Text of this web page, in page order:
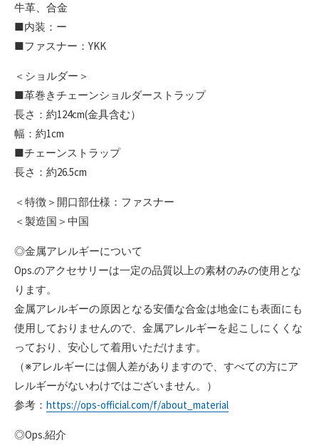
牛革、合金
■内装：ー
■ファスナー：YKK
＜ショルダー＞
■革巻きチェーンショルダーストラップ
長さ：約124cm(金具含む）
幅：約1cm
■チェーンストラップ
長さ：約26.5cm
＜特徴＞開口部仕様：ファスナー
＜製造国＞中国
◎金属アレルギーについて
Ops.のアクセサリーは一定の品質以上の素材のみの使用とな
ります。
金属アレルギーの原因となる安価な合金は地金にも表面にも
使用しておりませんので、金属アレルギーを起こしにくくな
っており、安心して着用いただけます。
（※アレルギーには個人差がありますので、すべての方にア
レルギーがないわけではございません。）
参考： https://ops-official.com/f/about_material
◎Ops.紹介